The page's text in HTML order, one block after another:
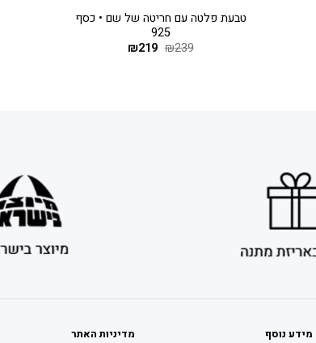
טבעת פלטה עם חריטה של שם • כסף
925
₪239 המחיר
₪219
מידע נוסף מדיניות האתר